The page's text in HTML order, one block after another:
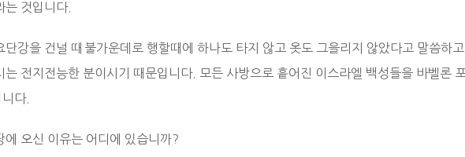
는 것입니다.
단강을 건널 때 불가운데로 행할때에 하나도 타지 않고 옷도 그을리지 않았다고 말씀하
는 전지전능한 분이시기 때문입니다. 모든 사방으로 흩어진 이스라엘 백성들을 바벨론
다.
에 오신 이유는 어디에 있습니까?